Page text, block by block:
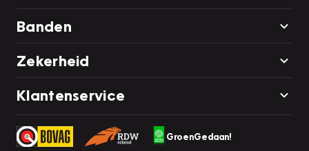
Banden
Zekerheid
Klantenservice
GroenGedaan!